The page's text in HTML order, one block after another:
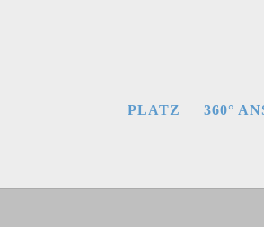
PLATZ 360°